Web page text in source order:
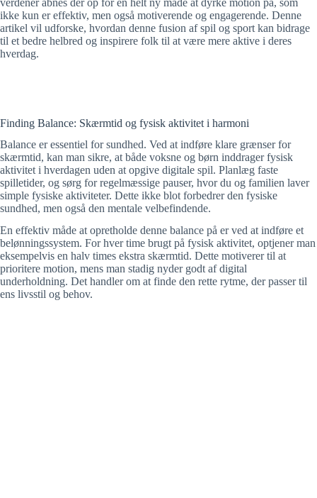
ikke kun er effektiv, men også motiverende og engagerende. Denne
artikel vil udforske, hvordan denne fusion af spil og sport kan bidrage
til et bedre helbred og inspirere folk til at være mere aktive i deres
hverdag.
Finding Balance: Skærmtid og fysisk aktivitet i harmoni
Balance er essentiel for sundhed. Ved at indføre klare grænser for
skærmtid, kan man sikre, at både voksne og børn inddrager fysisk
aktivitet i hverdagen uden at opgive digitale spil. Planlæg faste
spilletider, og sørg for regelmæssige pauser, hvor du og familien laver
simple fysiske aktiviteter. Dette ikke blot forbedrer den fysiske
sundhed, men også den mentale velbefindende.
En effektiv måde at opretholde denne balance på er ved at indføre et
belønningssystem. For hver time brugt på fysisk aktivitet, optjener man
eksempelvis en halv times ekstra skærmtid. Dette motiverer til at
prioritere motion, mens man stadig nyder godt af digital
underholdning. Det handler om at finde den rette rytme, der passer til
ens livsstil og behov.